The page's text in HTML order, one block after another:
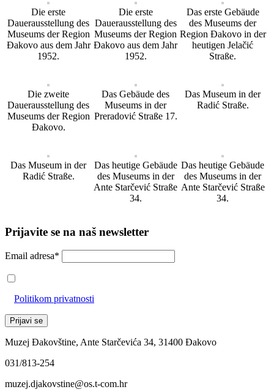
Die erste
Dauerausstellung des
Museums der Region
Đakovo aus dem Jahr
1952.
Die erste
Dauerausstellung des
Museums der Region
Đakovo aus dem Jahr
1952.
Das erste Gebäude
des Museums der
Region Đakovo in der
heutigen Jelačić
Straße.
Die zweite
Dauerausstellung des
Museums der Region
Đakovo.
Das Gebäude des
Museums in der
Preradović Straße 17.
Das Museum in der
Radić Straße.
Das Museum in der
Radić Straße.
Das heutige Gebäude
des Museums in der
Ante Starčević Straße
34.
Das heutige Gebäude
des Museums in der
Ante Starčević Straße
34.
Prijavite se na naš newsletter
Email adresa*
Politikom privatnosti
Muzej Đakovštine, Ante Starčevića 34, 31400 Đakovo
031/813-254
muzej.djakovstine@os.t-com.hr